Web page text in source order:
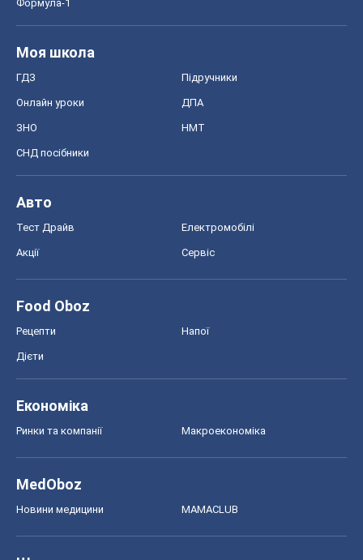
Формула-1
Моя школа
ГДЗ Підручники
Онлайн уроки ДПА
ЗНО НМТ
СНД посібники
Авто
Тест Драйв Електромобілі
Акції Сервіс
Food Oboz
Рецепти Напої
Дієти
Економіка
Ринки та компанії Макроекономіка
MedOboz
Новини медицини MAMACLUB